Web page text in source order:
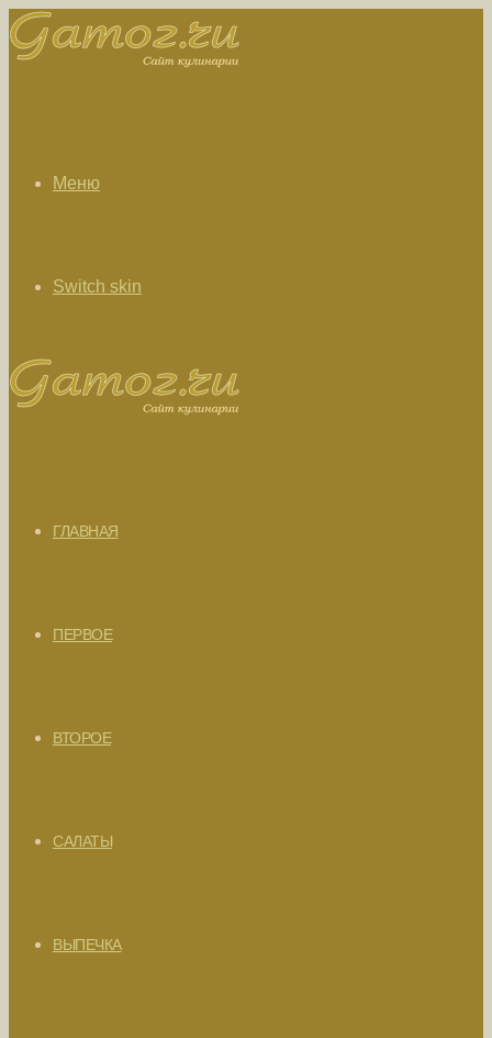
Меню
Switch skin
ГЛАВНАЯ
ПЕРВОЕ
ВТОРОЕ
САЛАТЫ
ВЫПЕЧКА